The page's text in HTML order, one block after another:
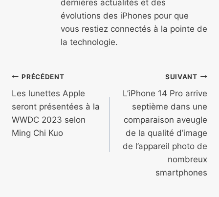
dernières actualités et des
évolutions des iPhones pour que
vous restiez connectés à la pointe de
la technologie.
Navigation
de
l’article
PRÉCÉDENT
Les lunettes Apple
seront présentées à la
WWDC 2023 selon
Ming Chi Kuo
SUIVANT
L’iPhone 14 Pro arrive
septième dans une
comparaison aveugle
de la qualité d’image
de l’appareil photo de
nombreux
smartphones